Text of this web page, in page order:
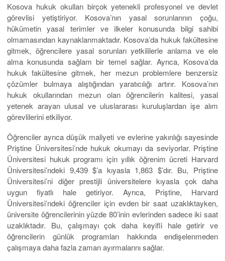
Kosova hukuk okulları birçok yetenekli profesyonel ve devlet
görevlisi yetiştiriyor. Kosova’nın yasal sorunlarının çoğu,
hükümetin yasal terimler ve ilkeler konusunda bilgi sahibi
olmamasından kaynaklanmaktadır. Kosova’da hukuk fakültesine
gitmek, öğrencilere yasal sorunları yetkililerle anlama ve ele
alma konusunda sağlam bir temel sağlar. Ayrıca, Kosova’da
hukuk fakültesine gitmek, her mezun problemlere benzersiz
çözümler bulmaya alıştığından yaratıcılığı artırır. Kosova’nın
hukuk okullarından mezun olan öğrencilerin kalitesi, yasal
yetenek arayan ulusal ve uluslararası kuruluşlardan işe alım
görevlilerini etkiliyor.
Öğrenciler ayrıca düşük maliyeti ve evlerine yakınlığı sayesinde
Priştine Üniversitesi’nde hukuk okumayı da seviyorlar. Priştine
Üniversitesi hukuk programı için yıllık öğrenim ücreti Harvard
Üniversitesi’ndeki 9,439 $’a kıyasla 1,863 $’dır. Bu, Priştine
Üniversitesi’ni diğer prestijli üniversitelere kıyasla çok daha
uygun fiyatlı hale getiriyor. Ayrıca, Priştine, Harvard
Üniversitesi’ndeki öğrenciler için evden bir saat uzaklıktayken,
üniversite öğrencilerinin yüzde 80’inin evlerinden sadece iki saat
uzaklıktadır. Bu, çalışmayı çok daha keyifli hale getirir ve
öğrencilerin günlük programları hakkında endişelenmeden
çalışmaya daha fazla zaman ayırmalarını sağlar.